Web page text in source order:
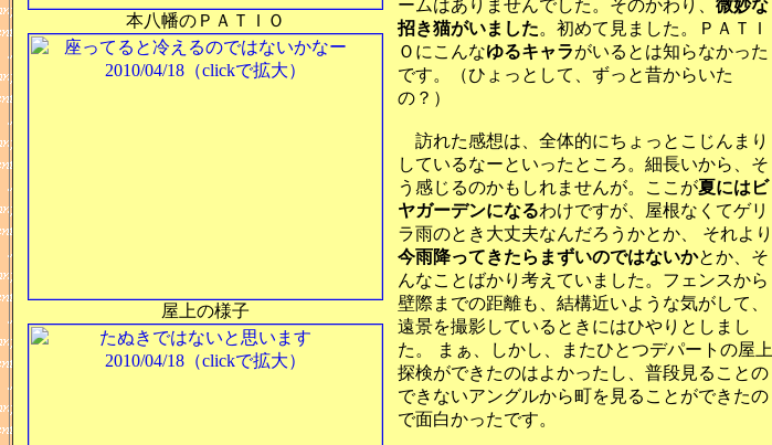
本八幡のＰＡＴＩＯ
屋上の様子
ームはありませんでした。そのかわり、 微妙な
招き猫がいました。初めて見ました。ＰＡＴＩ
Ｏにこんなゆるキャラがいるとは知らなかった
です。（ひょっとして、ずっと昔からいた
の？）
訪れた感想は、全体的にちょっとこじんまり
しているなーといったところ。細長いから、そ
う感じるのかもしれませんが。ここが夏にはビ
ヤガーデンになるわけですが、屋根なくてゲリ
ラ雨のとき大丈夫なんだろうかとか、 それより
今雨降ってきたらまずいのではないかとか、そ
んなことばかり考えていました。フェンスから
壁際までの距離も、結構近いような気がして、
遠景を撮影しているときにはひやりとしまし
た。 まぁ、しかし、またひとつデパートの屋上
探検ができたのはよかったし、普段見ることの
できないアングルから町を見ることができたの
で面白かったです。